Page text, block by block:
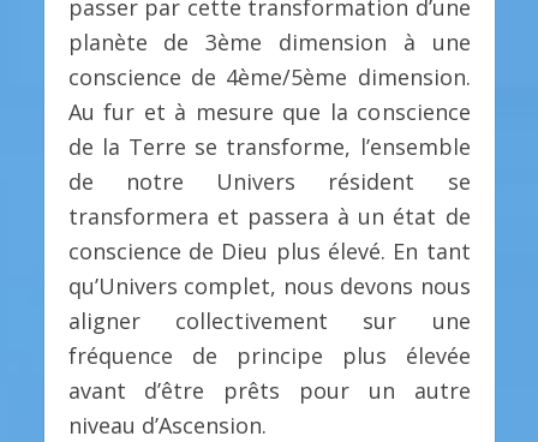
passer par cette transformation d’une
planète de 3ème dimension à une
conscience de 4ème/5ème dimension.
Au fur et à mesure que la conscience
de la Terre se transforme, l’ensemble
de notre Univers résident se
transformera et passera à un état de
conscience de Dieu plus élevé. En tant
qu’Univers complet, nous devons nous
aligner collectivement sur une
fréquence de principe plus élevée
avant d’être prêts pour un autre
niveau d’Ascension.